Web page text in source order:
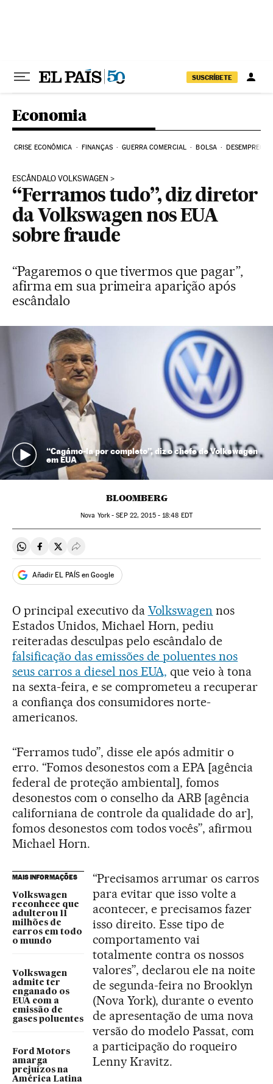
SUSCRÍBETE
Economia
CRISE ECONÔMICA FINANÇAS GUERRA COMERCIAL BOLSA DESEMPREGO
ESCÂNDALO VOLKSWAGEN
“Ferramos tudo”, diz diretor
da Volkswagen nos EUA
sobre fraude
“Pagaremos o que tivermos que pagar”,
afirma em sua primeira aparição após
escândalo
“Cagámo-la por completo”, diz o chefe de Volkswagen
em EUA
BLOOMBERG
Nova York -SEP22, 2015 - 18:48 EDT
Compartir en Whatsapp
Compartir en Facebook
Compartir en Twitter
Desplegar Redes Sociales
Añadir EL PAÍS en Google
O principal executivo da Volkswagen nos
Estados Unidos, Michael Horn, pediu
reiteradas desculpas pelo escândalo de
falsificação das emissões de poluentes nos
seus carros a diesel nos EUA, que veio à tona
na sexta-feira, e se comprometeu a recuperar
a confiança dos consumidores norte-
americanos.
“Ferramos tudo”, disse ele após admitir o
erro. “Fomos desonestos com a EPA [agência
federal de proteção ambiental], fomos
desonestos com o conselho da ARB [agência
californiana de controle da qualidade do ar],
fomos desonestos com todos vocês”, afirmou
Michael Horn.
MAIS INFORMAÇÕES
Volkswagen
reconhece que
adulterou 11
milhões de
carros em todo
o mundo
Volkswagen
admite ter
enganado os
EUA com a
emissão de
gases poluentes
Ford Motors
amarga
prejuízos na
América Latina
“Precisamos arrumar os carros
para evitar que isso volte a
acontecer, e precisamos fazer
isso direito. Esse tipo de
comportamento vai
totalmente contra os nossos
valores”, declarou ele na noite
de segunda-feira no Brooklyn
(Nova York), durante o evento
de apresentação de uma nova
versão do modelo Passat, com
a participação do roqueiro
Lenny Kravitz.